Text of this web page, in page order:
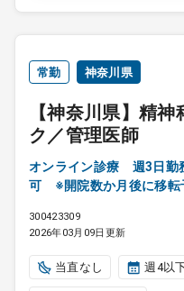
常勤 神奈川県
【神奈川県】精
ク／管理医師
オンライン診療 週3日勤
可 ※開院数か月後に移転
300423309
2026年03月09日更新
当直なし 週4以